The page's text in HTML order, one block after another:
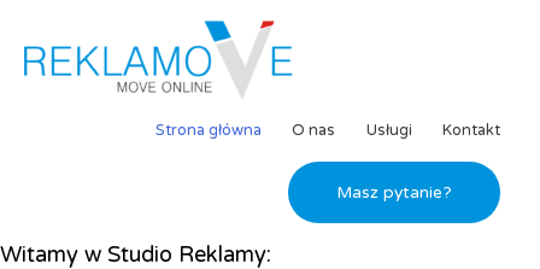
Strona główna O nas Usługi Kontakt
Masz pytanie?
Witamy w Studio Reklamy: